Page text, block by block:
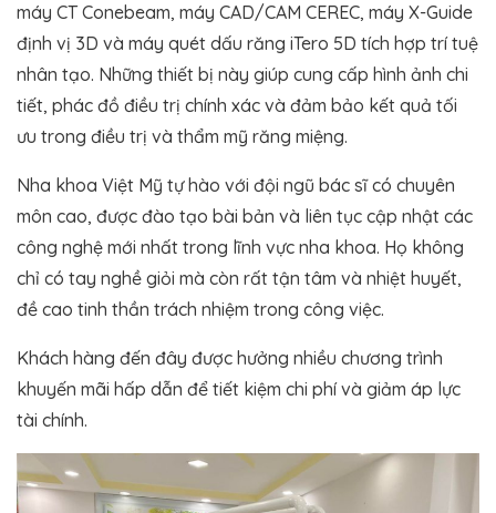
máy CT Conebeam, máy CAD/CAM CEREC, máy X-Guide
định vị 3D và máy quét dấu răng iTero 5D tích hợp trí tuệ
nhân tạo. Những thiết bị này giúp cung cấp hình ảnh chi
tiết, phác đồ điều trị chính xác và đảm bảo kết quả tối
ưu trong điều trị và thẩm mỹ răng miệng​.
Nha khoa Việt Mỹ tự hào với đội ngũ bác sĩ có chuyên
môn cao, được đào tạo bài bản và liên tục cập nhật các
công nghệ mới nhất trong lĩnh vực nha khoa. Họ không
chỉ có tay nghề giỏi mà còn rất tận tâm và nhiệt huyết,
đề cao tinh thần trách nhiệm trong công việc.
Khách hàng đến đây được hưởng nhiều chương trình
khuyến mãi hấp dẫn để tiết kiệm chi phí và giảm áp lực
tài chính.